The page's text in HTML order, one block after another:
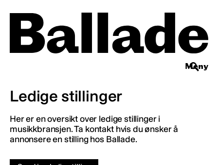
Meny
Ledige stillinger
Her er en oversikt over ledige stillinger i
musikkbransjen. Ta kontakt hvis du ønsker å
annonsere en stilling hos Ballade.